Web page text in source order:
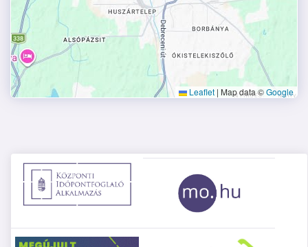
Leaflet | Map data ©Google